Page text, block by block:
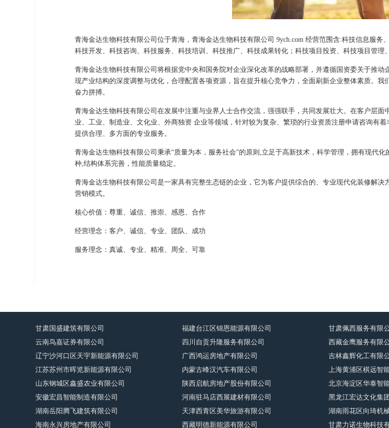
青海金达生物科技有限公司位于青海，青海金达生物科技有限公司 9ych.com 经营范围含:科技信息服务
科技开发、科技咨询、科技服务、科技培训、科技推广、科技成果转化；科技项目投资、科技项目管理
青海金达生物科技有限公司将根据党中央和国务院对企业深化改革的战略部署，并遵循国资委关于推
现产业结构的深度调整与优化，合理配置各项资源，旨在提升核心竞争力，全面刷新企业整体素质。我
奋力拼搏。
青海金达生物科技有限公司在发展中注重与业界人士合作交流，强强联手，共同发展壮大。在客户层
业、工业、制造业、文化业、外商独资 企业等领域，针对较为复杂、繁琐的行业资质注册申请咨询有
提供合理、多方面的专业服务。
青海金达生物科技有限公司秉承“质量为本，服务社会”的原则,立足于高新技术，科学管理，拥有现代
种,结构体系完善，性能质量稳定。
青海金达生物科技有限公司是一家具有完整生态链的企业，它为客户提供综合的、专业现代化装修解
营销模式。
核心价值：尊重、诚信、推崇、感恩、合作
经营理念：客户、诚信、专业、团队、成功
服务理念：真诚、专业、精准、周全、可靠
甘肃国盛建筑有限公司 福建台江区锦恩能源有限公司
甘肃佩西服务有限
云南鸟嘉证券有限公司
四川自贡升隆服务有限公司
西藏金鹰服务有限
辽宁沙河口区天宇新能源有限公司
广西鸿运房地产有限公司
吉林鑫辉化工有限
江苏苏州市晖览新能源有限公司
内蒙古峰汉汽车有限公司
上海黄浦区棋远智
山东钢城区鑫盛农业有限公司
陕西启航房地产股份有限公司
北京海淀区华泰智
安徽宏昌智能制造有限公司
河南驻马店西展建材有限公司
黑龙江宏达文化集
湖南岳阳腾飞建筑有限公司
天津西青区美华旅游有限公司
湖南雨花区向琦机
海南永兴房地产有限公司
西藏明德新能源有限公司 甘肃力诺生物科技